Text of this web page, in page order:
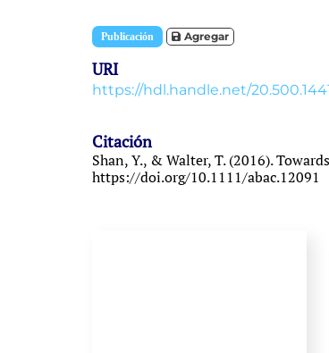
Item type:
Publicación Agregar
URI
https://hdl.handle.net/
Citación
Shan, Y., & Walter, T. (2016).
https://doi.org/10.1111/abac.12091